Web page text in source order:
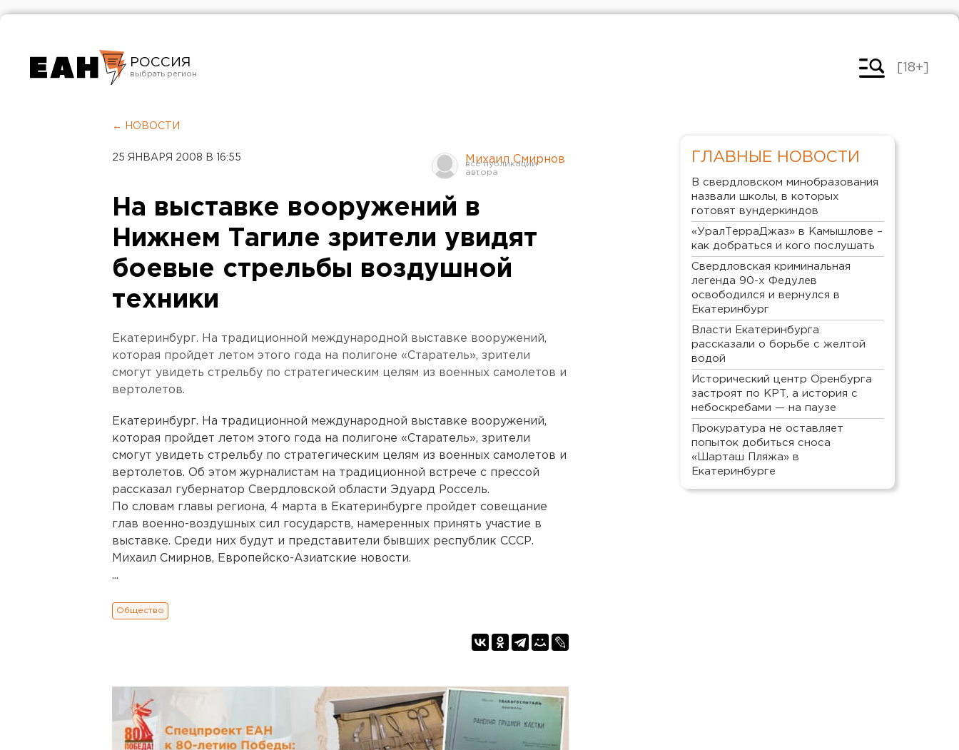
РОССИЯ
Челябинск
[18+]
← НОВОСТИ
25 ЯНВАРЯ 2008 В 16:55 Михаил Смирнов
На выставке вооружений в
Нижнем Тагиле зрители увидят
боевые стрельбы воздушной
техники
Екатеринбург. На традиционной международной выставке вооружений,
которая пройдет летом этого года на полигоне «Старатель», зрители
смогут увидеть стрельбу по стратегическим целям из военных самолетов и
вертолетов.
Екатеринбург. На традиционной международной выставке вооружений,
которая пройдет летом этого года на полигоне «Старатель», зрители
смогут увидеть стрельбу по стратегическим целям из военных самолетов и
вертолетов. Об этом журналистам на традиционной встрече с прессой
рассказал губернатор Свердловской области Эдуард Россель.
По словам главы региона, 4 марта в Екатеринбурге пройдет совещание
глав военно-воздушных сил государств, намеренных принять участие в
выставке. Среди них будут и представители бывших республик СССР.
Михаил Смирнов, Европейско-Азиатские новости.
...
Общество
ГЛАВНЫЕ НОВОСТИ
В свердловском минобразования
назвали школы, в которых
готовят вундеркиндов
«УралТерраДжаз» в Камышлове –
как добраться и кого послушать
Свердловская криминальная
легенда 90-х Федулев
освободился и вернулся в
Екатеринбург
Власти Екатеринбурга
рассказали о борьбе с желтой
водой
Исторический центр Оренбурга
застроят по КРТ, а история с
небоскребами — на паузе
Прокуратура не оставляет
попыток добиться сноса
«Шарташ Пляжа» в
Екатеринбурге